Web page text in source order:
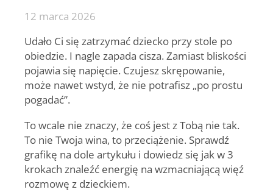
12 marca 2026
Udało Ci się zatrzymać dziecko przy stole po
obiedzie. I nagle zapada cisza. Zamiast bliskości
pojawia się napięcie. Czujesz skrępowanie,
może nawet wstyd, że nie potrafisz „po prostu
pogadać”.
To wcale nie znaczy, że coś jest z Tobą nie tak.
To nie Twoja wina, to przeciążenie. Sprawdź
grafikę na dole artykułu i dowiedz się jak w 3
krokach znaleźć energię na wzmacniającą więź
rozmowę z dzieckiem.